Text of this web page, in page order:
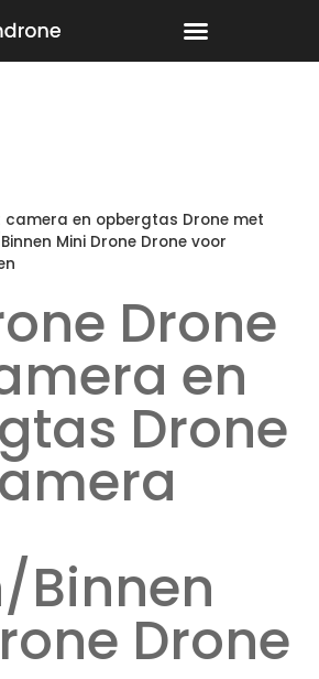
camera en opbergtas Drone met
Mini Drone Drone voor
Drone
en
Drone
Binnen
Drone